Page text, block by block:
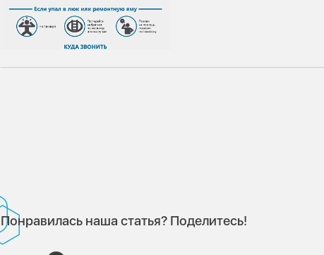
Понравилась наша статья? Поделитесь!